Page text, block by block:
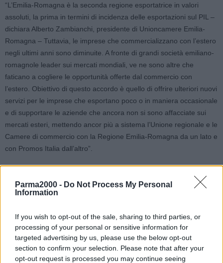
Parma2000 - Do Not Process My Personal
Information
If you wish to opt-out of the sale, sharing to third parties, or
processing of your personal or sensitive information for
targeted advertising by us, please use the below opt-out
section to confirm your selection. Please note that after your
opt-out request is processed you may continue seeing
“L’Emilia-Romagna è la seconda regione esportatrice in valori
assoluti, la prima in termini di incidenza delle esportazioni sul PIL –
dichiara Alberto Zambianchi, presidente di Unioncamere Emilia-
Romagna – Tuttavia, le imprese che commercializzano con l’estero
negli ultimi anni sono diminuite. A fronte di grandi società emiliano-
romagnole leader sui mercati mondiali, ve ne sono altre che
faticano a cogliere le opportunità offerte dal commercio con
l’estero. Obiettivo di questo accordo è quello di offrire ulteriori nuovi
servizi per le imprese che esportano poco o in maniera occasionale
e di supportare le aziende che ancora non si sono affacciate sui
mercati esteri, mettendo ancor più a sistema l’Unione regionale e le
Camere di commercio con la Regione Emilia-Romagna da un lato e
con Promos Italia dall’altro”.
permette di garantire assistenza, informazioni e servizi per l’export
a tutte le aziende di quel territorio – afferma Giovanni Da Pozzo,
già esportano e migliaia di altre che sono pronte a farlo, ma che
necessitano di un supporto concreto. La capacità di ascolto dei
territori e delle esigenze delle imprese è da sempre una peculiarità
del mondo camerale, che ci permette di proporre soluzioni